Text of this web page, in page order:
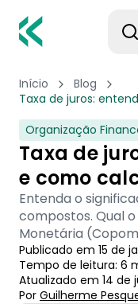
Início
Blog
Taxa de juros:
Organização
Taxa de
e como
Entenda o
compostos. Qual
Monetária
Publicado em 15 de
Tempo de leitura: 6
Atualizado em 14 de
Por Guilherme